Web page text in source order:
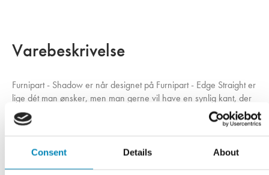
Consent Details About
Varebeskrivelse
Furnipart - Shadow er når designet på Furnipart - Edge Straight er
lige dét man ønsker, men man gerne vil have en synlig kant, der
kan følge hele lågens front, så er Furnipart - Shadow løsningen.
Profilen har den samme tidsløse elegance som Furnipart - Edge